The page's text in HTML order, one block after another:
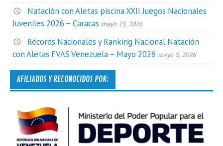
Natación con Aletas piscina XXII Juegos Nacionales
Juveniles 2026 – Caracas mayo 15, 2026
Récords Nacionales y Ranking Nacional Natación
con Aletas FVAS Venezuela – Mayo 2026 mayo 9, 2026
AFILIADOS Y RECONOCIDOS POR: